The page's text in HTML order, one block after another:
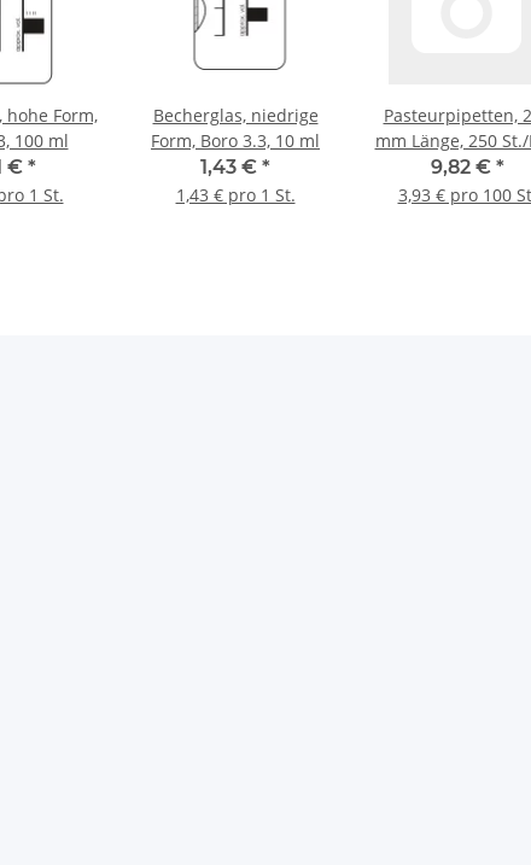
hohe Form,
100 ml
€ *
1 St.
Becherglas, niedrige
Form, Boro 3.3, 10 ml
1,43 € *
1,43 € pro 1 St.
Pasteurpipetten,
mm Länge, 250 St./
9,82 € *
3,93 € pro 100